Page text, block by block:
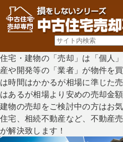
住宅・建物の「売却」は「個人
産や開発等の「業者」が物件を
は時間はかかるが相場に準じた
はあるが相場より安めの売却金
建物の売却をご検討中の方はお
住宅、相続不動産など、不動産
が解決致します！